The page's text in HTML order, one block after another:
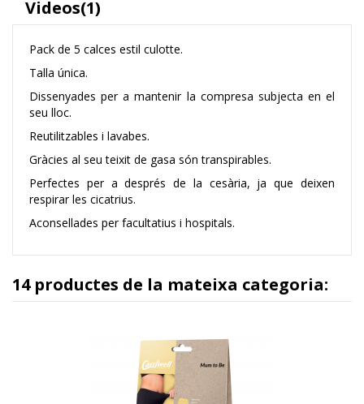
Videos(1)
Pack de 5 calces estil culotte.
Talla única.
Dissenyades per a mantenir la compresa subjecta en el
seu lloc.
Reutilitzables i lavabes.
Gràcies al seu teixit de gasa són transpirables.
Perfectes per a després de la cesària, ja que deixen
respirar les cicatrius.
Aconsellades per facultatius i hospitals.
14 productes de la mateixa categoria: